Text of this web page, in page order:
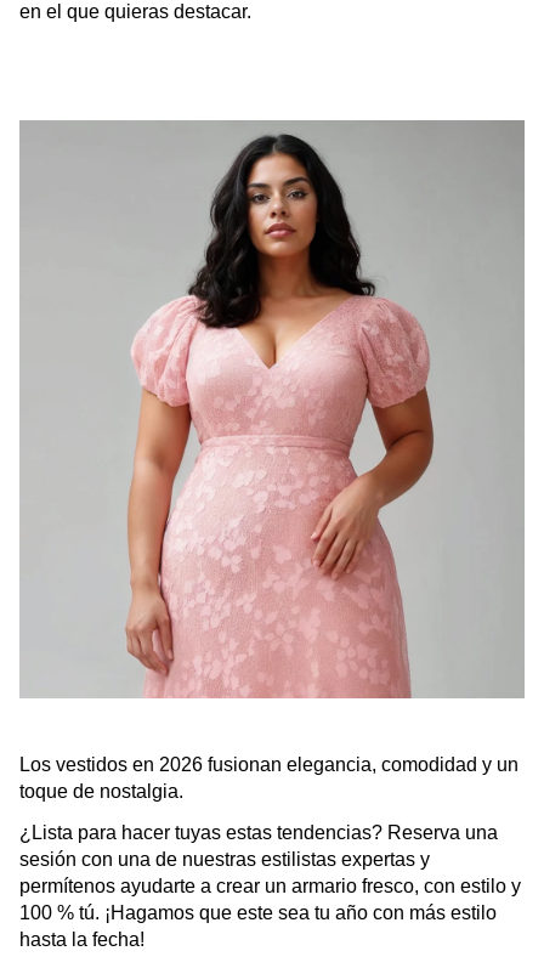
en el que quieras destacar.
Los vestidos en 2026 fusionan elegancia, comodidad y un
toque de nostalgia.
¿Lista para hacer tuyas estas tendencias? Reserva una
sesión con una de nuestras estilistas expertas y
permítenos ayudarte a crear un armario fresco, con estilo y
100 % tú. ¡Hagamos que este sea tu año con más estilo
hasta la fecha!